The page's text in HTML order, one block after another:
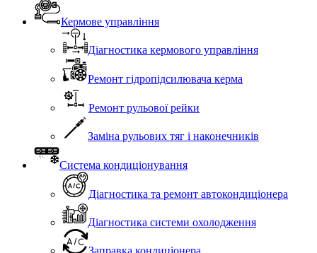
Кермове управління
Діагностика кермового управління
Ремонт гідропідсилювача керма
Ремонт рульової рейки
Заміна рульових тяг і наконечників
Система кондиціонування
Діагностика та ремонт автокондиціонера
Діагностика системи охолодження
Заправка кондиціонера